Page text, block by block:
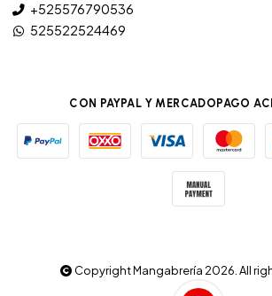
+525576790536
525522524469
CON PAYPAL Y MERCADOPAGO
Copyright Mangabrería 2026. All